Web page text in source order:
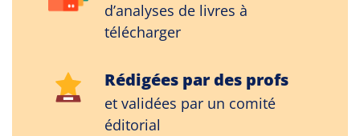
d’analyses de livres à
télécharger
Rédigées par des profs
et validées par un comité
éditorial